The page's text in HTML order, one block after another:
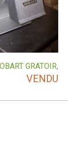
GRATOIR,
VENDU